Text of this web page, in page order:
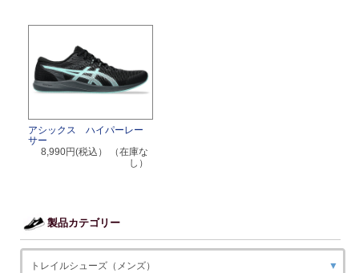
アシックス ハイパーレー
サー
8,990円(税込）
（在庫な
し）
製品カテゴリー
トレイルシューズ（メンズ） ▼